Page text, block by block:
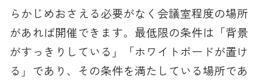
らかじめおさえる必要がなく会議室程度の場所
があれば開催できます。最低限の条件は「背景
がすっきりしている」「ホワイトボードが置け
る」であり、その条件を満たしている場所であ